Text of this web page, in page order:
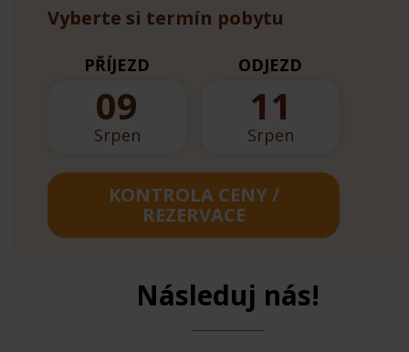
Vyberte si termín pobytu
PŘÍJEZD
09
Srpen
ODJEZD
11
Srpen
KONTROLA CENY /
REZERVACE
Následuj nás!